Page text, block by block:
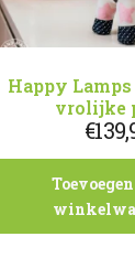
Happy
vrolijke
€